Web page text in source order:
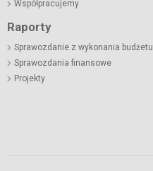
Współpracujemy
Raporty
Sprawozdanie z wykonania budżetu
Sprawozdania finansowe
Projekty